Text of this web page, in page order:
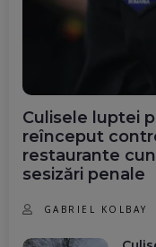
Culisele luptei
reînceput
restaurante
sesizări penale
GABRIEL KOLBAY